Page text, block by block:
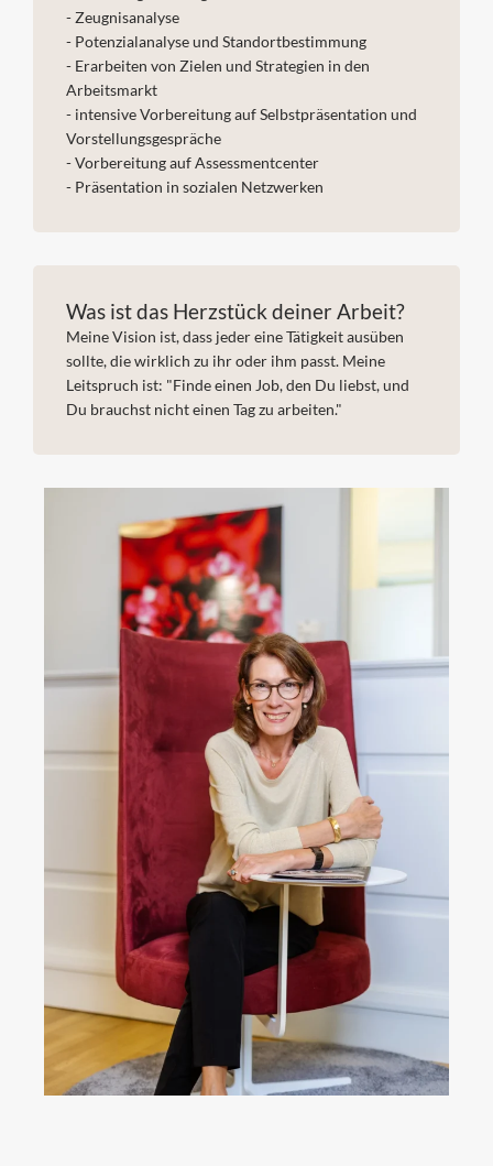
- Zeugnisanalyse
- Potenzialanalyse und Standortbestimmung
- Erarbeiten von Zielen und Strategien in den
Arbeitsmarkt
- intensive Vorbereitung auf Selbstpräsentation und
Vorstellungsgespräche
- Vorbereitung auf Assessmentcenter
- Präsentation in sozialen Netzwerken
Was ist das Herzstück deiner Arbeit?
Meine Vision ist, dass jeder eine Tätigkeit ausüben
sollte, die wirklich zu ihr oder ihm passt. Meine
Leitspruch ist: "Finde einen Job, den Du liebst, und
Du brauchst nicht einen Tag zu arbeiten."